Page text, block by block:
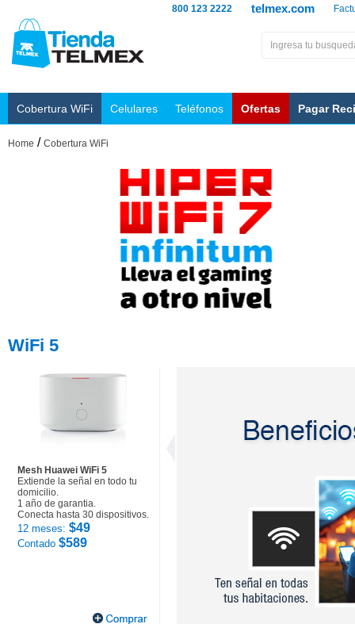
telmex.com
800 123 2222
Cobertura WiFi Celulares Teléfonos Ofertas Pagar
Home / Cobertura WiFi
WiFi 5
Mesh Huawei WiFi 5
Extiende la señal en todo tu
domicilio.
1 año de garantia.
Conecta hasta 30 dispositivos.
12 meses: $49
Contado $589